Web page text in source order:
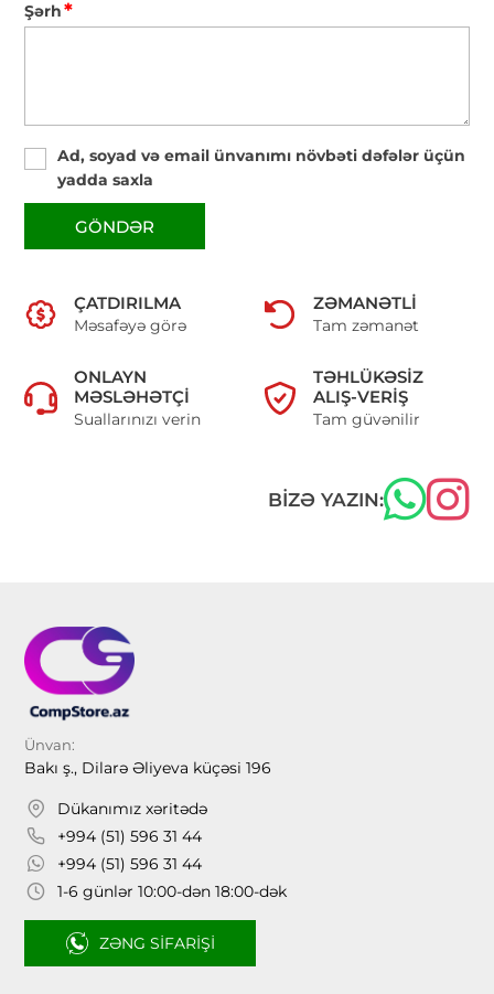
Şərh*
Ad, soyad və email ünvanımı növbəti dəfələr üçün
yadda saxla
GÖNDƏR
ÇATDIRILMA
Məsafəyə görə
ZƏMANƏTLI
Tam zəmanət
ONLAYN
MƏSLƏHƏTÇI
Suallarınızı verin
TƏHLÜKƏSIZ
ALIŞ-VERIŞ
Tam güvənilir
BIZƏ YAZIN:
Ünvan:
Bakı ş., Dilarə Əliyeva küçəsi 196
Dükanımız xəritədə
+994 (51) 596 31 44
+994 (51) 596 31 44
1-6 günlər 10:00-dən 18:00-dək
ZƏNG SIFARIŞI